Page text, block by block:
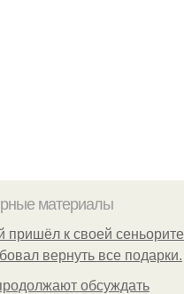
материалы
к своей сеньорите
вернуть все подарки.
обсуждать